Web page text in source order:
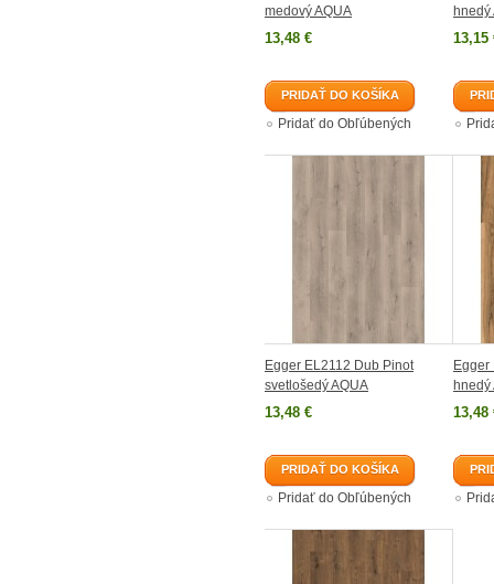
medový AQUA
13,48 €
PRIDAŤ DO KOŠÍKA
Pridať do Obľúbených
hnedý
13,15
Egger EL2112 Dub Pinot
svetlošedý AQUA
13,48 €
PRIDAŤ DO KOŠÍKA
Pridať do Obľúbených
Egger
hnedý
13,48